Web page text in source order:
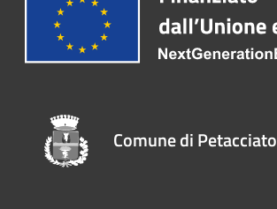
Comune di Petacciato